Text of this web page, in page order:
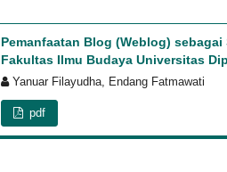
Pemanfaatan Blog (Weblog)
Fakultas Ilmu Budaya Universitas
Yanuar Filayudha, Endang Fatmawati
pdf